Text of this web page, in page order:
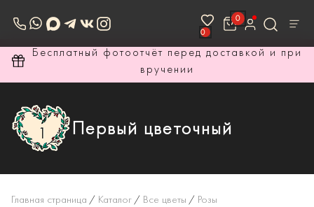
Бесплатный фотоотчёт перед доставкой и при
вручении
0
0
Первый цветочный
Главная страница / Каталог / Все цветы / Розы